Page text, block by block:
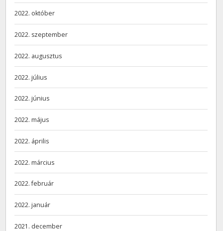
2022. október
2022. szeptember
2022. augusztus
2022. július
2022. június
2022. május
2022. április
2022. március
2022. február
2022. január
2021. december